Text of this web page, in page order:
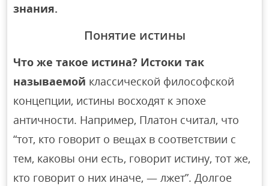
знания.
Понятие истины
Что же такое истина? Истоки так
называемой классической философской
концепции, истины восходят к эпохе
античности. Например, Платон считал, что
“тот, кто говорит о вещах в соответствии с
тем, каковы они есть, говорит истину, тот же,
кто говорит о них иначе, — лжет”. Долгое